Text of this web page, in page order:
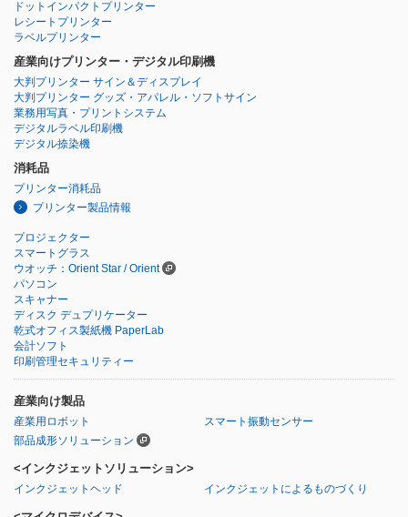
ドットインパクトプリンター
レシートプリンター
ラベルプリンター
産業向けプリンター・デジタル印刷機
大判プリンター サイン＆ディスプレイ
大判プリンター グッズ・アパレル・ソフトサイン
業務用写真・プリントシステム
デジタルラベル印刷機
デジタル捺染機
消耗品
プリンター消耗品
プリンター製品情報
プロジェクター
スマートグラス
ウオッチ：Orient Star / Orient
パソコン
スキャナー
ディスク デュプリケーター
乾式オフィス製紙機 PaperLab
会計ソフト
印刷管理セキュリティー
産業向け製品
産業用ロボット
スマート振動センサー
部品成形ソリューション
<インクジェットソリューション>
インクジェットヘッド インクジェットによるものづくり